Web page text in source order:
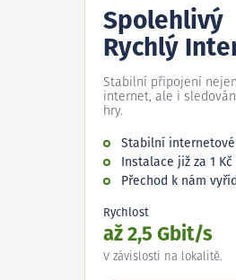
Spolehlivý
Rychlý
Stabilní připojení
internet, ale i
hry.
Stabilní
Instalace již za 1 Kč
Přechod k nám
Rychlost
až 2,5 Gbit/s
V závislosti na lokalitě.